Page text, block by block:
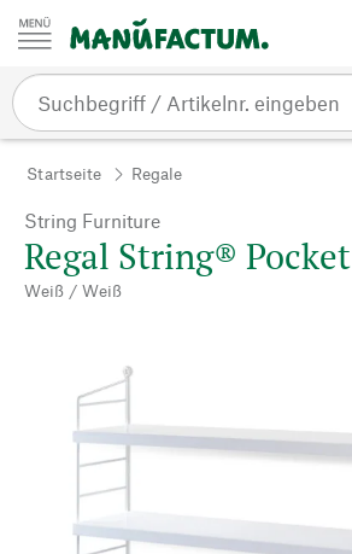
Zum Inhalt springen
Startseite Regale
String Furniture
Regal String® Pocket
Weiß / Weiß